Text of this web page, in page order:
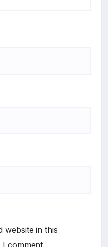
website in this
comment.